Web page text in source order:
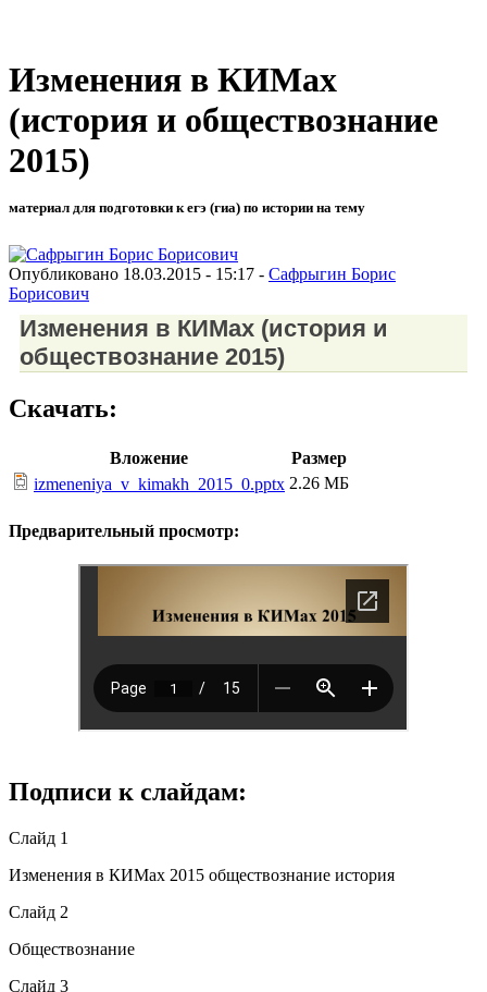
Изменения в КИМах
(история и обществознание
2015)
материал для подготовки к егэ (гиа) по истории на тему
Опубликовано 18.03.2015 - 15:17 - Сафрыгин Борис
Борисович
Изменения в КИМах (история и
обществознание 2015)
Скачать:
Вложение
Размер
izmeneniya_v_kimakh_2015_0.pptx 2.26 МБ
Предварительный просмотр:
Подписи к слайдам:
Слайд 1
Изменения в КИМах 2015 обществознание история
Слайд 2
Обществознание
Слайд 3